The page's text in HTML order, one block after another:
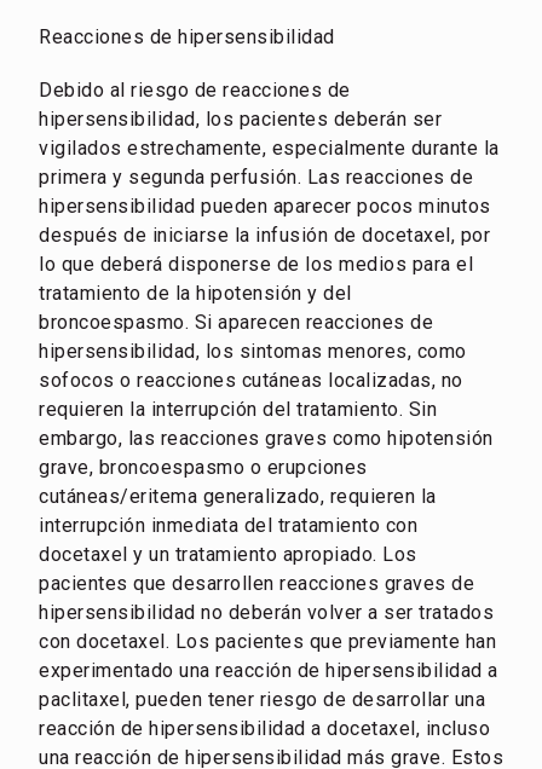
Reacciones de hipersensibilidad
Debido al riesgo de reacciones de
hipersensibilidad, los pacientes deberán ser
vigilados estrechamente, especialmente durante la
primera y segunda perfusión. Las reacciones de
hipersensibilidad pueden aparecer pocos minutos
después de iniciarse la infusión de docetaxel, por
lo que deberá disponerse de los medios para el
tratamiento de la hipotensión y del
broncoespasmo. Si aparecen reacciones de
hipersensibilidad, los sintomas menores, como
sofocos o reacciones cutáneas localizadas, no
requieren la interrupción del tratamiento. Sin
embargo, las reacciones graves como hipotensión
grave, broncoespasmo o erupciones
cutáneas/eritema generalizado, requieren la
interrupción inmediata del tratamiento con
docetaxel y un tratamiento apropiado. Los
pacientes que desarrollen reacciones graves de
hipersensibilidad no deberán volver a ser tratados
con docetaxel. Los pacientes que previamente han
experimentado una reacción de hipersensibilidad a
paclitaxel, pueden tener riesgo de desarrollar una
reacción de hipersensibilidad a docetaxel, incluso
una reacción de hipersensibilidad más grave. Estos